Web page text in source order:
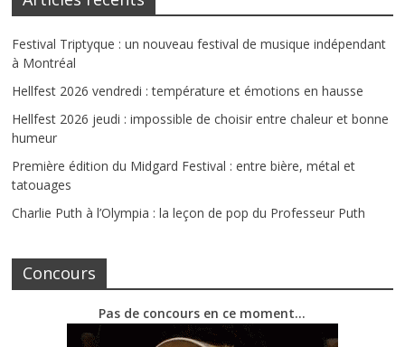
Festival Triptyque : un nouveau festival de musique indépendant
à Montréal
Hellfest 2026 vendredi : température et émotions en hausse
Hellfest 2026 jeudi : impossible de choisir entre chaleur et bonne
humeur
Première édition du Midgard Festival : entre bière, métal et
tatouages
Charlie Puth à l’Olympia : la leçon de pop du Professeur Puth
Concours
Pas de concours en ce moment…